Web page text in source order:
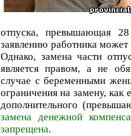
отпуска, превышающая
заявлению работника
Однако, замена части
является правом, а не
случае с беременными
ограничения на замену, как
дополнительного
замена денежной
запрещена.